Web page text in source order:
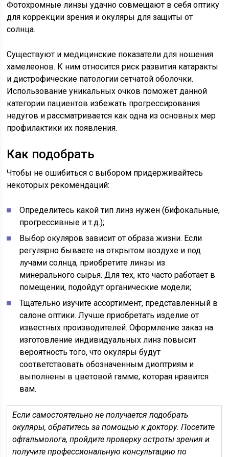
Фотохромные линзы удачно совмещают в себя оптику
для коррекции зрения и окуляры для защиты от
солнца.
Существуют и медицинские показатели для ношения
хамелеонов. К ним относится риск развития катаракты
и дистрофические патологии сетчатой оболочки.
Использование уникальных очков поможет данной
категории пациентов избежать прогрессирования
недугов и рассматривается как одна из основных мер
профилактики их появления.
Как подобрать
Чтобы не ошибиться с выбором придерживайтесь
некоторых рекомендаций:
Определитесь какой тип линз нужен (бифокальные,
прогрессивные и т.д.);
Выбор окуляров зависит от образа жизни. Если
регулярно бываете на открытом воздухе и под
лучами солнца, приобретите линзы из
минерального сырья. Для тех, кто часто работает в
помещении, подойдут органические модели;
Тщательно изучите ассортимент, представленный в
салоне оптики. Лучше приобретать изделие от
известных производителей. Оформление заказ на
изготовление индивидуальных линз повысит
вероятность того, что окуляры будут
соответствовать обозначенным диоптриям и
выполнены в цветовой гамме, которая нравится
вам.
Если самостоятельно не получается подобрать
окуляры, обратитесь за помощью к доктору. Посетите
офтальмолога, пройдите проверку остроты зрения и
получите профессиональную консультацию по